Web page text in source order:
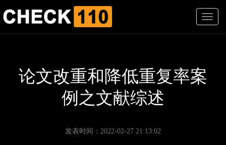
T
o
论文改重和降低重复率案
例之文献综述
发表时间：2022-02-27 21:13:02